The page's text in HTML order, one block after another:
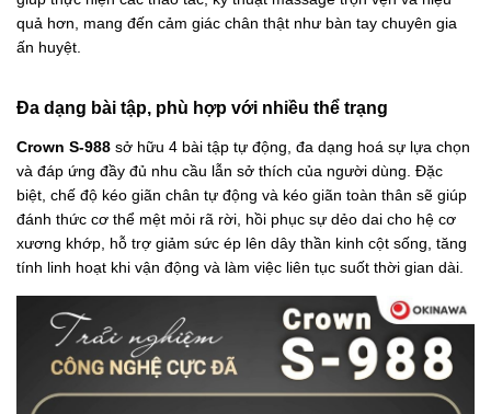
quả hơn, mang đến cảm giác chân thật như bàn tay chuyên gia
ấn huyệt.
Đa dạng bài tập, phù hợp với nhiều thể trạng
Crown S-988 sở hữu 4 bài tập tự động, đa dạng hoá sự lựa chọn
và đáp ứng đầy đủ nhu cầu lẫn sở thích của người dùng. Đặc
biệt, chế độ kéo giãn chân tự động và kéo giãn toàn thân sẽ giúp
đánh thức cơ thể mệt mỏi rã rời, hồi phục sự dẻo dai cho hệ cơ
xương khớp, hỗ trợ giảm sức ép lên dây thần kinh cột sống, tăng
tính linh hoạt khi vận động và làm việc liên tục suốt thời gian dài.